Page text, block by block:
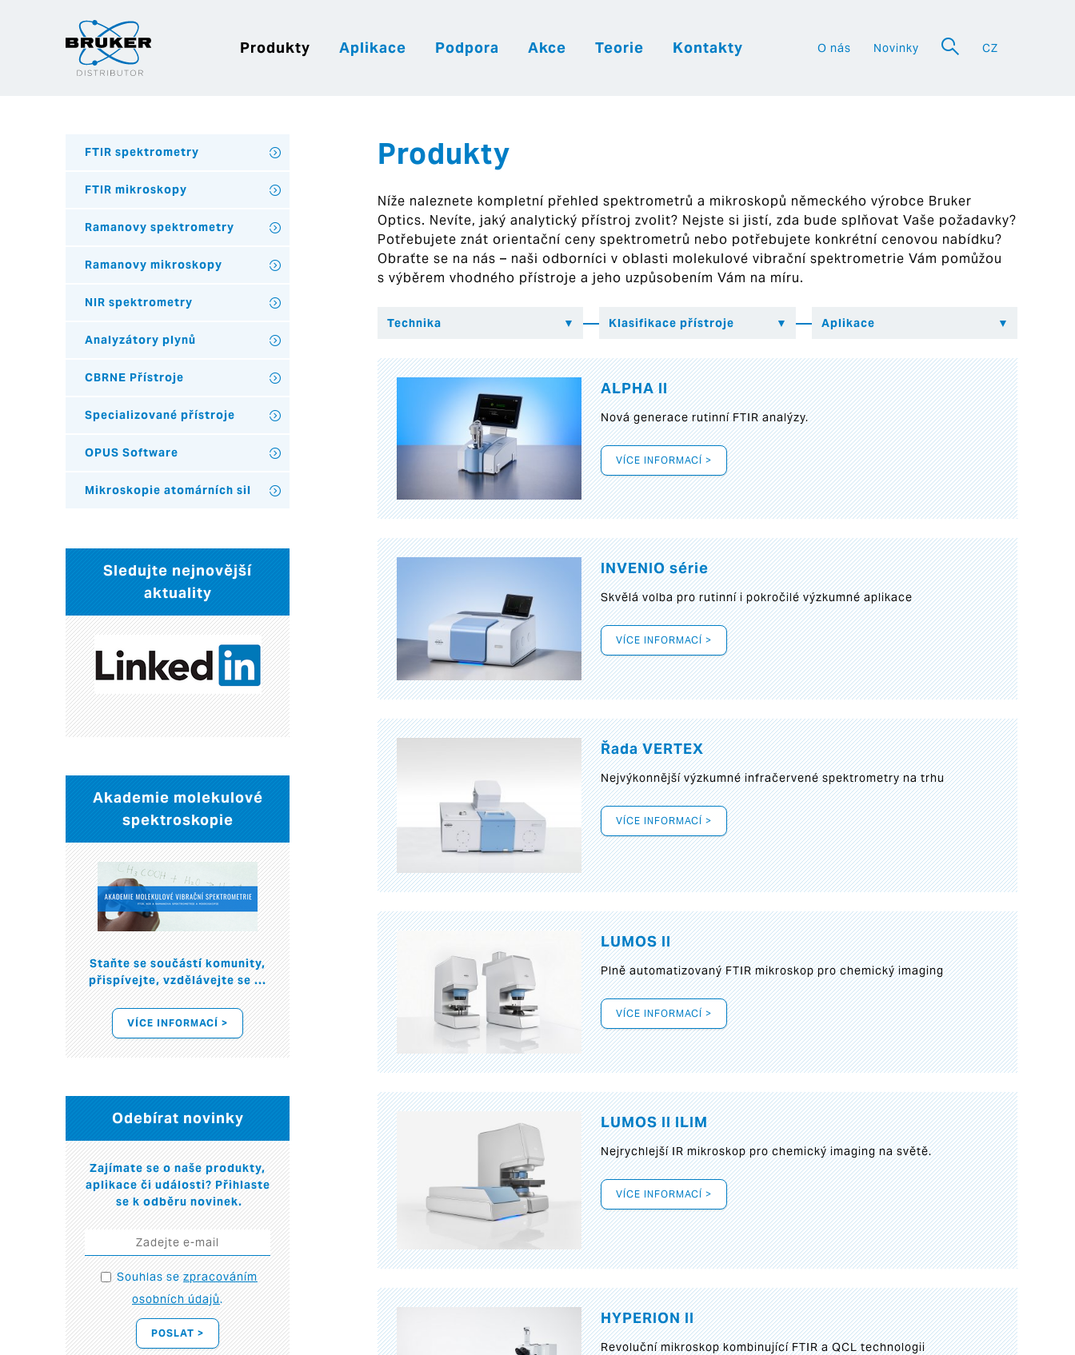
Produkty Aplikace Podpora Akce Teorie Kontakty O nás Novinky CZ
Produkty
Níže naleznete kompletní přehled spektrometrů a mikroskopů německého výrobce Bruker
Optics. Nevíte, jaký analytický přístroj zvolit? Nejste si jistí, zda bude splňovat Vaše požadavky?
Potřebujete znát orientační ceny spektrometrů nebo potřebujete konkrétní cenovou nabídku?
Obraťte se na nás – naši odborníci v oblasti molekulové vibrační spektrometrie Vám pomůžou
s výběrem vhodného přístroje a jeho uzpůsobením Vám na míru.
ALPHA II
Nová generace rutinní FTIR analýzy.
VÍCE INFORMACÍ >
INVENIO série
Skvělá volba pro rutinní i pokročilé výzkumné aplikace
VÍCE INFORMACÍ >
Řada VERTEX
Nejvýkonnější výzkumné infračervené spektrometry na trhu
VÍCE INFORMACÍ >
LUMOS II
Plně automatizovaný FTIR mikroskop pro chemický imaging
VÍCE INFORMACÍ >
LUMOS II ILIM
Nejrychlejší IR mikroskop pro chemický imaging na světě.
VÍCE INFORMACÍ >
HYPERION II
Revoluční mikroskop kombinující FTIR a QCL technologii
FTIR spektrometry
FTIR mikroskopy
Ramanovy spektrometry
Ramanovy mikroskopy
NIR spektrometry
Analyzátory plynů
CBRNE Přístroje
Specializované přístroje
OPUS Software
Mikroskopie atomárních sil
Sledujte nejnovější
aktuality
Akademie molekulové
spektroskopie
Staňte se součástí komunity,
přispívejte, vzdělávejte se ...
VÍCE INFORMACÍ >
Odebírat novinky
Zajímate se o naše produkty,
aplikace či události? Přihlaste
se k odběru novinek.
Souhlas sezpracováním
osobních údajů.
POSLAT >